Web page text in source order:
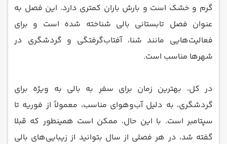
گرم و خشک است و بارش باران کمتری دارد. این فصل به
عنوان فصل تابستانی بالی شناخته شده است و برای
فعالیت‌هایی مانند شنا، آفتاب‌گرفتگی و گردشگری در
شهرها مناسب است.
در کل، بهترین زمان برای سفر به بالی به ویژه برای
گردشگری، به دلیل آب‌وهوای مناسب، معمولاً از فوریه تا
سپتامبر است. با این حال، ممکن است همینطور که قبلا
گفته شد، در هر فصلی از سال بتوانید از زیبایی‌های بالی